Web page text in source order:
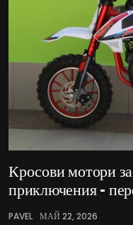
Кросови мотори
приключения –
PAVEL МАЙ 22, 2026